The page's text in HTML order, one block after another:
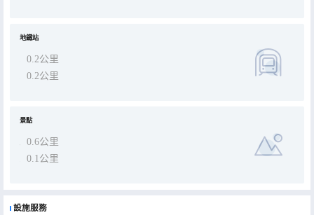
地鐵站
0.2公里
0.2公里
景點
0.6公里
0.1公里
設施服務